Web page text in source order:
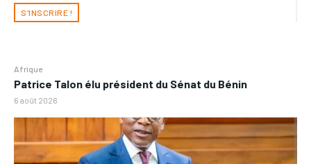
S'INSCRIRE !
Afrique
Patrice Talon élu président du Sénat du Bénin
6 août 2026